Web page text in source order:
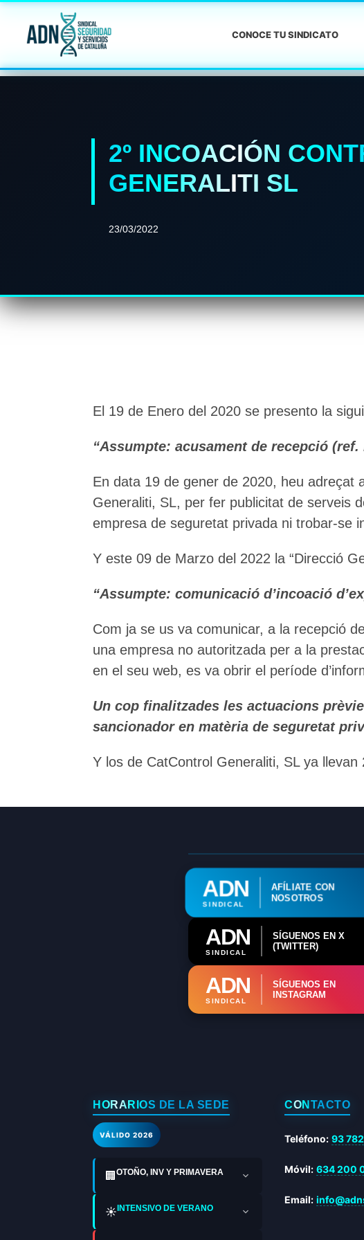
CONOCE TU SINDICATO
2º INCOACIÓN
GENERALITI SL
23/03/2022
El 19 de Enero del 2020 se presento la
“Assumpte: acusament de recepció (ref.
En data 19 de gener de 2020, heu adreçat
Generaliti, SL, per fer publicitat de serveis
empresa de seguretat privada ni trobar-se
Y este 09 de Marzo del 2022 la “Direcció
“Assumpte: comunicació d’incoació
Com ja se us va comunicar, a la recepció
una empresa no autoritzada per a la
en el seu web, es va obrir el període
Un cop finalitzades les actuacions
sancionador en matèria de seguretat
Y los de CatControl Generaliti, SL ya
ADN
SINDICAL
AFÍLIATE CON
NOSOTROS
ADN
SINDICAL
SÍGUENOS EN X
(TWITTER)
ADN
SINDICAL
SÍGUENOS EN
INSTAGRAM
HORARIOS DE LA SEDE
VÁLIDO 2026
🏢OTOÑO, INV Y PRIMAVERA
☀️INTENSIVO DE VERANO
CONTACTO
Teléfono: 93
Móvil: 634 200
Email:
ℹ️